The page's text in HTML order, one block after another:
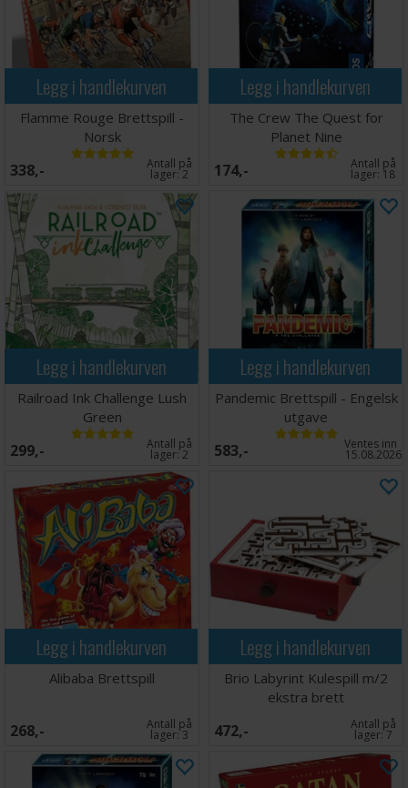
Legg i handlekurven
Flamme Rouge Brettspill -
Norsk
338,- Antall på
lager:2
Legg i handlekurven
The Crew The Quest for
Planet Nine
174,- Antall på
lager: 18
Legg i handlekurven
Railroad Ink Challenge Lush
Green
299,- Antall på
lager:2
Legg i handlekurven
Pandemic Brettspill - Engelsk
utgave
583,- Ventes inn
15.08.2026
Legg i handlekurven
Alibaba Brettspill
268,- Antall på
lager:3
Legg i handlekurven
Brio Labyrint Kulespill m/2
ekstra brett
472,- Antall på
lager:7